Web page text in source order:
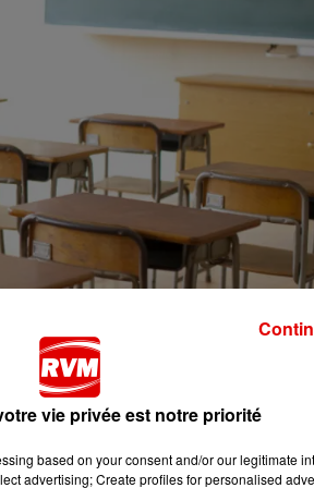
La situation sanitaire ayant
des Ardennes, après accord
Givet jusqu’en fin de semaine.
élèves sont tenus de rester chez eux.
vie privée est notre priorité
based on your consent and/or our legitimate
advertising; Create profiles for personalised